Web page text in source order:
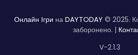
Онлайн Ігри на DAYTODAY © 2025.
заборонено. |
V-2.1.3